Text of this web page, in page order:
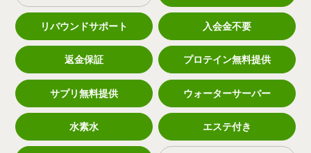
リバウンドサポート 入会金不要
返金保証 プロテイン無料提供
サプリ無料提供 ウォーターサーバー
水素水 エステ付き